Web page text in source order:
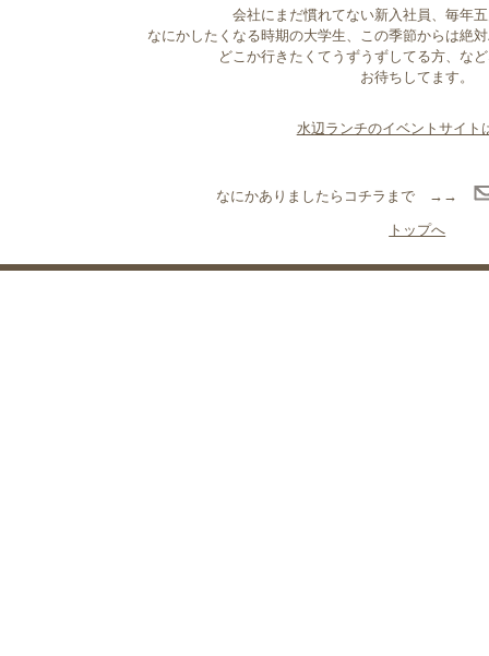
会社にまだ慣れてない新入社員、毎年
なにかしたくなる時期の大学生、この季節からは絶
どこか行きたくてうずうずしてる方、な
お待ちしてます。
水辺ランチのイベントサイト
なにかありましたらコチラまで →→
トップへ